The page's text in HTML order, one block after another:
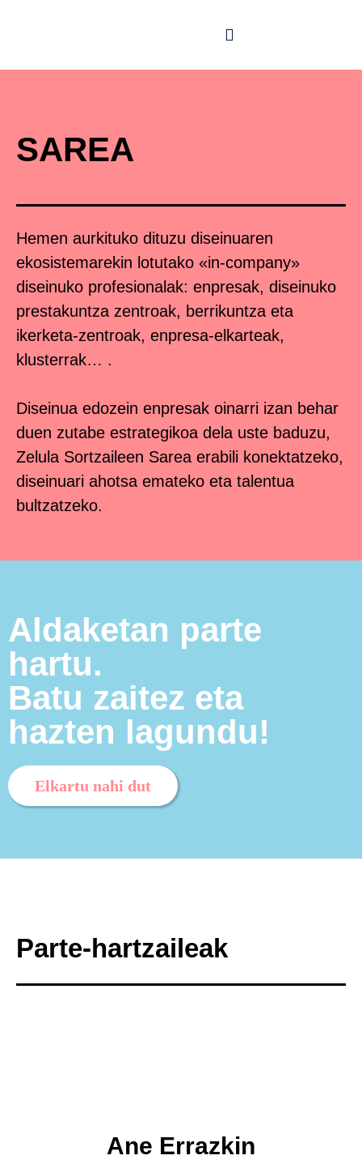
SAREA
Hemen aurkituko dituzu diseinuaren
ekosistemarekin lotutako «in-company»
diseinuko profesionalak: enpresak, diseinuko
prestakuntza zentroak, berrikuntza eta
ikerketa-zentroak, enpresa-elkarteak,
klusterrak… .
Diseinua edozein enpresak oinarri izan behar
duen zutabe estrategikoa dela uste baduzu,
Zelula Sortzaileen Sarea erabili konektatzeko,
diseinuari ahotsa emateko eta talentua
bultzatzeko.
Aldaketan parte
hartu.
Batu zaitez eta
hazten lagundu!
Elkartu nahi dut
Parte-hartzaileak
Ane Errazkin